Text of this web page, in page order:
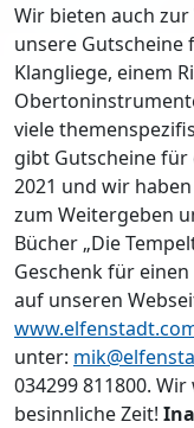
Wir bieten auch
unsere Gutscheine
Klangliege, einem
viele
gibt Gutscheine
2021 und wir
zum Weitergeben
Bücher „Die
Geschenk für
auf unseren
unter:
034299 811800.
besinnliche Zeit!